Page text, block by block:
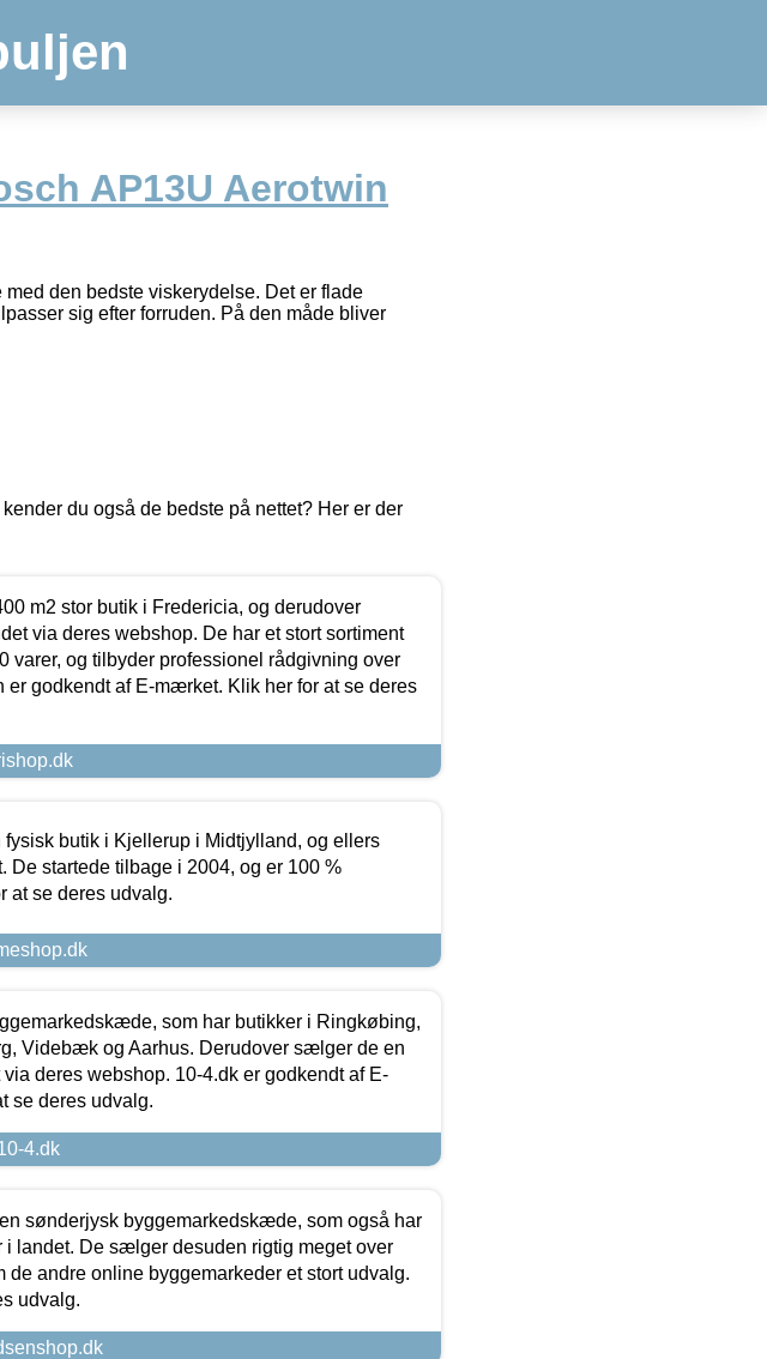
AP13U Aerotwin
den bedste viskerydelse. Det er flade
sig efter forruden. På den måde bliver
du også de bedste på nettet? Her er der
m2 stor butik i Fredericia, og derudover
via deres webshop. De har et stort sortiment
varer, og tilbyder professionel rådgivning over
er godkendt af E-mærket. Klik her for at se deres
fysisk butik i Kjellerup i Midtjylland, og ellers
De startede tilbage i 2004, og er 100 %
at se deres udvalg.
som har butikker i Ringkøbing,
Videbæk og Aarhus. Derudover sælger de en
deres webshop. 10-4.dk er godkendt af E-
se deres udvalg.
4.dk
sønderjysk byggemarkedskæde, som også har
i landet. De sælger desuden rigtig meget over
de andre online byggemarkeder et stort udvalg.
udvalg.